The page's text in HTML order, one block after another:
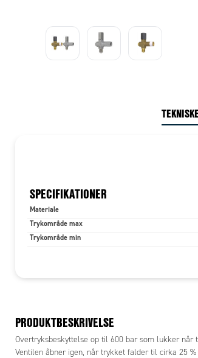
SPECIFIKATIONER
Materiale
Trykområde max
Trykområde min
PRODUKTBESKRIVELSE
Overtryksbeskyttelse op til 600 bar som lukker
Ventilen åbner igen, når trykket falder til cirka 25